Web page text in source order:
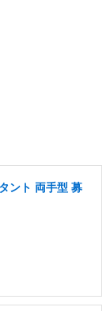
ント 両手型 募